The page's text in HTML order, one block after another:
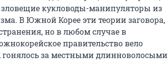
кукловоды-манипуляторы из
В Южной Корее эти теории заговора,
но в любом случае в
правительство вело
за местными длинноволосыми